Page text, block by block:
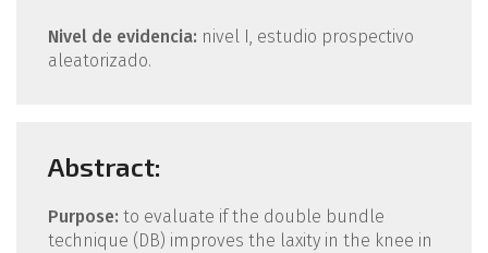
Nivel de evidencia: nivel I, estudio prospectivo
aleatorizado.
Abstract:
Purpose: to evaluate if the double bundle
technique (DB) improves the laxity in the knee in